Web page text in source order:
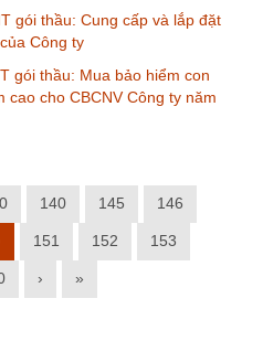
gói thầu: Cung cấp và lắp đặt
Công ty
gói thầu: Mua bảo hiểm con
cho CBCNV Công ty năm
140 145 146
151 152 153
› »